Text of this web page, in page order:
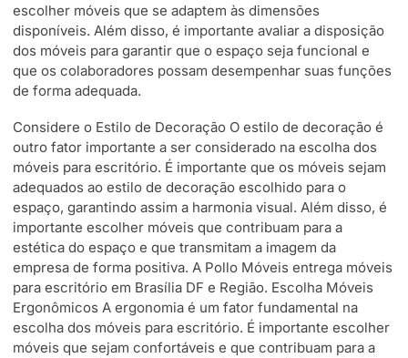
escolher móveis que se adaptem às dimensões
disponíveis. Além disso, é importante avaliar a disposição
dos móveis para garantir que o espaço seja funcional e
que os colaboradores possam desempenhar suas funções
de forma adequada.
Considere o Estilo de Decoração O estilo de decoração é
outro fator importante a ser considerado na escolha dos
móveis para escritório. É importante que os móveis sejam
adequados ao estilo de decoração escolhido para o
espaço, garantindo assim a harmonia visual. Além disso, é
importante escolher móveis que contribuam para a
estética do espaço e que transmitam a imagem da
empresa de forma positiva. A Pollo Móveis entrega móveis
para escritório em Brasília DF e Região. Escolha Móveis
Ergonômicos A ergonomia é um fator fundamental na
escolha dos móveis para escritório. É importante escolher
móveis que sejam confortáveis e que contribuam para a